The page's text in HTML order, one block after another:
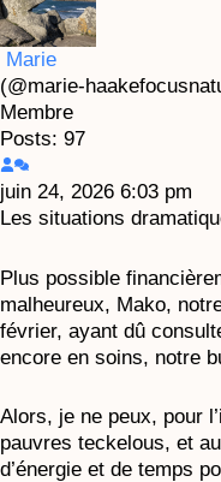
Marie
(@marie-
Membre
Posts: 97
juin 24, 2026 6:03 pm
Les situations
Plus possible
malheureux, Mako,
février, ayant dû
encore en soins, notre
Alors, je ne peux, pour
pauvres teckelous, et
d’énergie et de temps